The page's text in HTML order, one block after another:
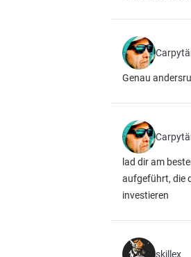
Genau
lad dir am
aufgeführt, die
investieren
skillex